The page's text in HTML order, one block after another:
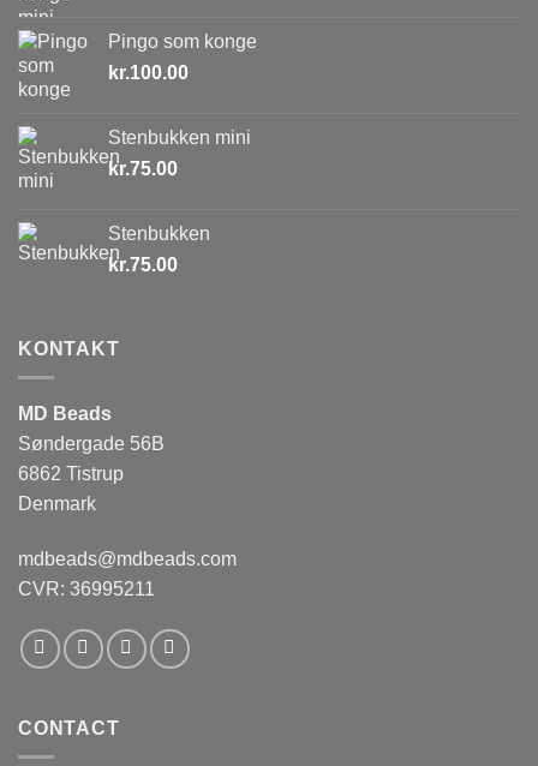
Pingo som konge
kr.100.00
Stenbukken mini
kr.75.00
Stenbukken
kr.75.00
KONTAKT
MD Beads
Søndergade 56B
6862 Tistrup
Denmark
mdbeads@mdbeads.com
CVR: 36995211
CONTACT